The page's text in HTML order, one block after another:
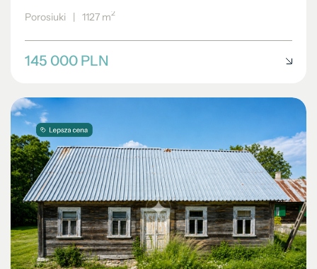
Porosiuki | 1127 m2
145 000 PLN